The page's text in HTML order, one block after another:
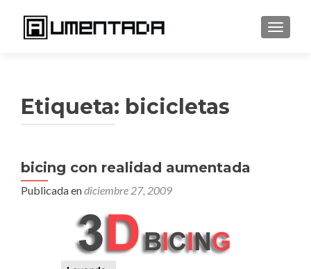
Etiqueta: bicicletas
bicing con realidad aumentada
Publicada endiciembre 27, 2009